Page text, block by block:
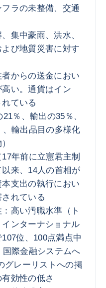
ラの未整備、交通
集中豪雨、洪水、
び地質災害に対す
からの送金におい
い。通貨はイン
ている
％、輸出の35％、
輸出品目の多様化
年前に立憲君主制
来、14人の首相が
支出の執行におい
れている
高い汚職水準（ト
ンターナショナル
位、100点満点中
際金融システムへ
グレーリストへの掲
効性の低さ